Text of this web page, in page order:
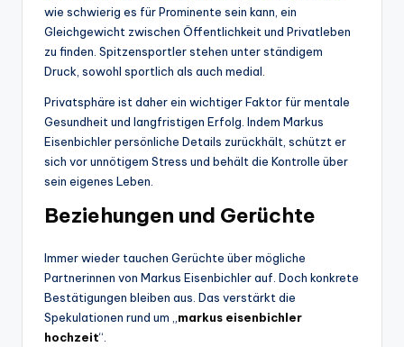
wie schwierig es für Prominente sein kann, ein
Gleichgewicht zwischen Öffentlichkeit und Privatleben
zu finden. Spitzensportler stehen unter ständigem
Druck, sowohl sportlich als auch medial.
Privatsphäre ist daher ein wichtiger Faktor für mentale
Gesundheit und langfristigen Erfolg. Indem Markus
Eisenbichler persönliche Details zurückhält, schützt er
sich vor unnötigem Stress und behält die Kontrolle über
sein eigenes Leben.
Beziehungen und Gerüchte
Immer wieder tauchen Gerüchte über mögliche
Partnerinnen von Markus Eisenbichler auf. Doch konkrete
Bestätigungen bleiben aus. Das verstärkt die
Spekulationen rund um „ markus eisenbichler
hochzeit“.